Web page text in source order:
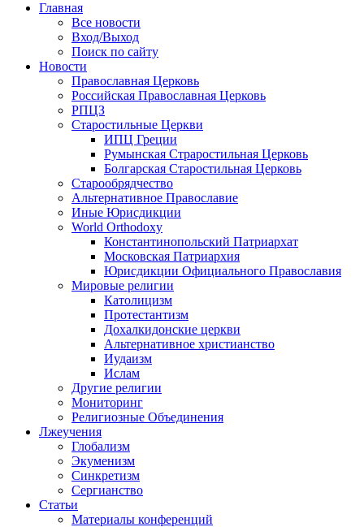
Главная
Все новости
Вход/Выход
Поиск по сайту
Новости
Православная Церковь
Российская Православная Церковь
РПЦЗ
Старостильные Церкви
ИПЦ Греции
Румынская Страростильная Церковь
Болгарская Старостильная Церковь
Старообрядчество
Альтернативное Православие
Иные Юрисдикции
World Orthodoxy
Константинопольский Патриархат
Московская Патриархия
Юрисдикции Официального Православия
Мировые религии
Католицизм
Протестантизм
Дохалкидонские церкви
Альтернативное христианство
Иудаизм
Ислам
Другие религии
Мониторинг
Религиозные Объединения
Лжеучения
Глобализм
Экуменизм
Синкретизм
Сергианство
Статьи
Материалы конференций